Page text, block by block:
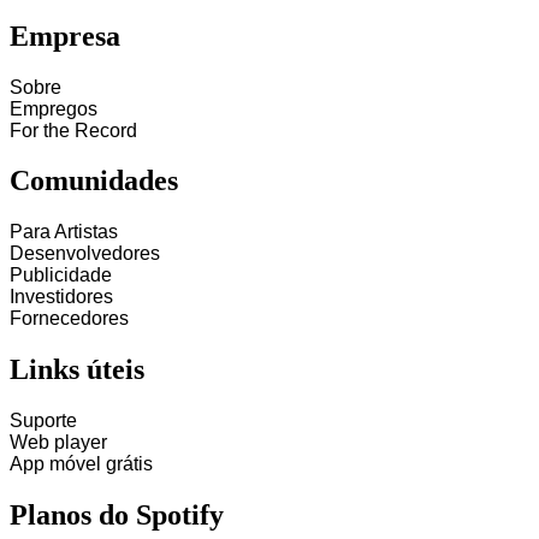
Empresa
Sobre
Empregos
For the Record
Comunidades
Para Artistas
Desenvolvedores
Publicidade
Investidores
Fornecedores
Links úteis
Suporte
Web player
App móvel grátis
Planos do Spotify